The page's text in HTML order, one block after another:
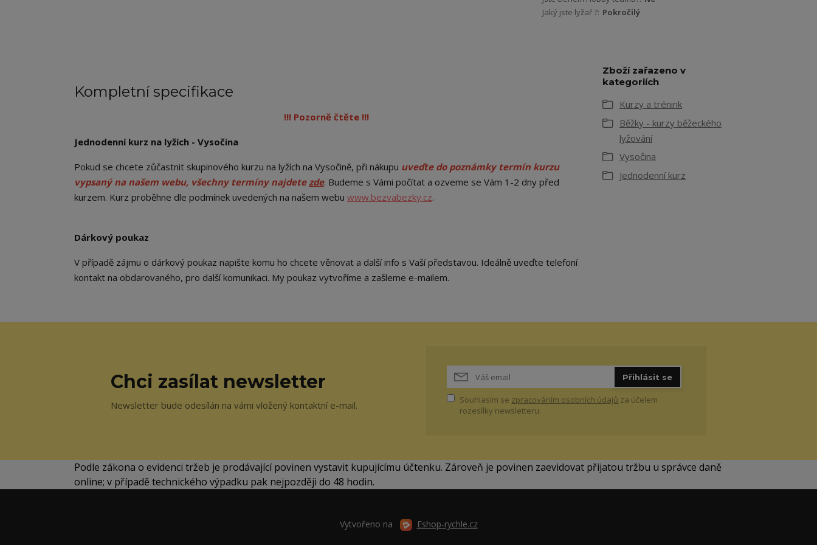
Jaký jste lyžař ?: Pokročilý
Kompletní specifikace
!!! Pozorně čtěte !!!
Jednodenní kurz na lyžích - Vysočina
Pokud se chcete zůčastnit skupinového kurzu na lyžích na Vysočině, při nákupu uveďte do poznámky termín kurzu
vypsaný na našem webu, všechny termíny najdetezde. Budeme s Vámi počítat a ozveme se Vám 1-2 dny před
kurzem. Kurz proběhne dle podmínek uvedených na našem webu www.bezvabezky.cz.
Dárkový poukaz
V případě zájmu o dárkový poukaz napište komu ho chcete věnovat a další info s Vaší představou. Ideálně uveďte telefoní
kontakt na obdarovaného, pro další komunikaci. My poukaz vytvoříme a zašleme e-mailem.
Zboží zařazeno v
kategoriích
Kurzy a trénink
Běžky - kurzy běžeckého
lyžování
Vysočina
Jednodenní kurz
Chci zasílat newsletter
Newsletter bude odesílán na vámi vložený kontaktní e-mail.
Přihlásit se
Souhlasím se zpracováním osobních údajů za účelem
rozesílky newsletteru.
Podle zákona o evidenci tržeb je prodávající povinen vystavit kupujícímu účtenku. Zároveň je povinen zaevidovat přijatou tržbu u správce daně
online; v případě technického výpadku pak nejpozději do 48 hodin.
Vytvořeno na Eshop-rychle.cz